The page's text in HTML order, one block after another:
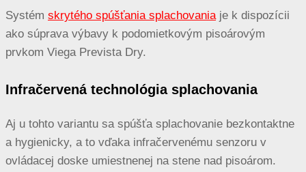
Systém skrytého spúšťania splachovania je k dispozícii
ako súprava výbavy k podomietkovým pisoárovým
prvkom Viega Prevista Dry.
Infračervená technológia splachovania
Aj u tohto variantu sa spúšťa splachovanie bezkontaktne
a hygienicky, a to vďaka infračervenému senzoru v
ovládacej doske umiestnenej na stene nad pisoárom.